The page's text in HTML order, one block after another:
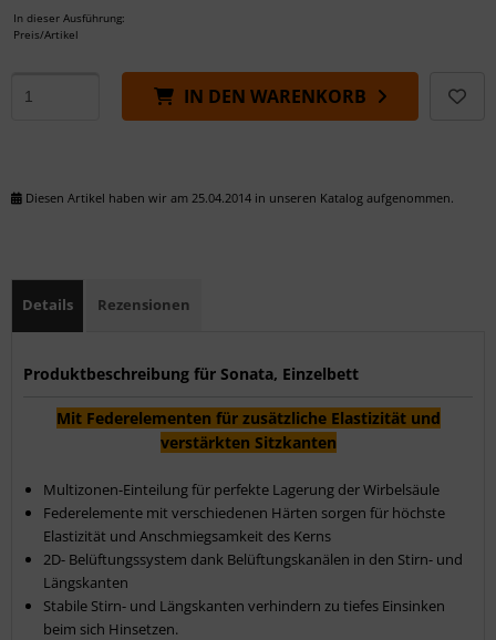
In dieser Ausführung:
Preis/Artikel
IN DEN WARENKORB
Diesen Artikel haben wir am 25.04.2014 in unseren Katalog aufgenommen.
Details Rezensionen
Produktbeschreibung für Sonata, Einzelbett
Mit Federelementen für zusätzliche Elastizität und
verstärkten Sitzkanten
Multizonen-Einteilung für perfekte Lagerung der Wirbelsäule
Federelemente mit verschiedenen Härten sorgen für höchste
Elastizität und Anschmiegsamkeit des Kerns
2D- Belüftungssystem dank Belüftungskanälen in den Stirn- und
Längskanten
Stabile Stirn- und Längskanten verhindern zu tiefes Einsinken
beim sich Hinsetzen.